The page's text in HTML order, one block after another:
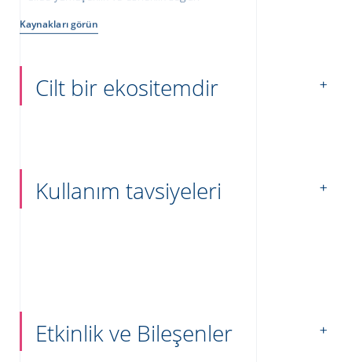
Kaynakları görün
Cilt bir ekositemdir
Kullanım tavsiyeleri
Etkinlik ve Bileşenler